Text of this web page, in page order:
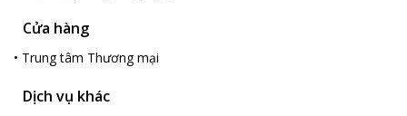
Cửa hàng
• Trung tâm Thương mại
Dịch vụ khác